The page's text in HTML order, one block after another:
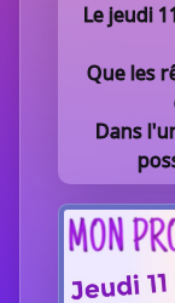
Le jeudi
Que les
Dans